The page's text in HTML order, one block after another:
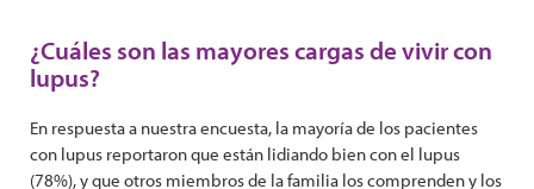
¿Cuáles son las mayores cargas de vivir con
lupus?
En respuesta a nuestra encuesta, la mayoría de los pacientes
con lupus reportaron que están lidiando bien con el lupus
(78%), y que otros miembros de la familia los comprenden y los